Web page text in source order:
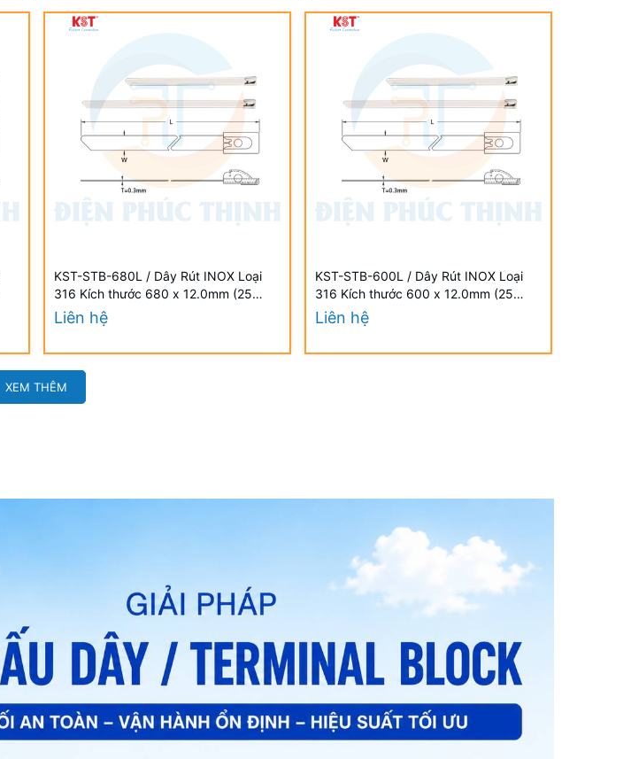
KST-STB-680L / Dây Rút INOX Loại
316 Kích thước 680 x 12.0mm (25
Cái/Bịch) - STAINLESS STEEL TIES
Liên hệ
KST-STB-600L / Dây Rút INOX Loại
316 Kích thước 600 x 12.0mm (25
Cái/Bịch) - STAINLESS STEEL TIES
Liên hệ
XEM THÊM